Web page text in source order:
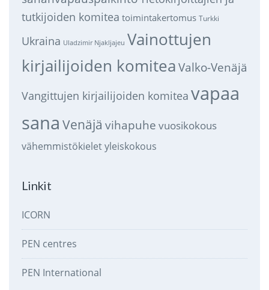
tutkijoiden komitea toimintakertomus Turkki
Ukraina Uladzimir Njakljajeu Vainottujen
kirjailijoiden komitea Valko-Venäjä
Vangittujen kirjailijoiden komitea vapaa
sana Venäjä vihapuhe vuosikokous
vähemmistökieletyleiskokous
Linkit
ICORN
PEN centres
PEN International